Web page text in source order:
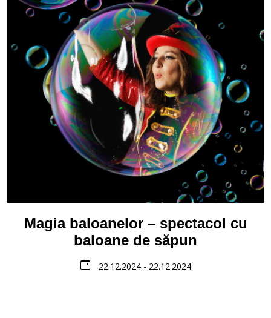
Magia baloanelor – spectacol cu
baloane de săpun
22.12.2024 - 22.12.2024